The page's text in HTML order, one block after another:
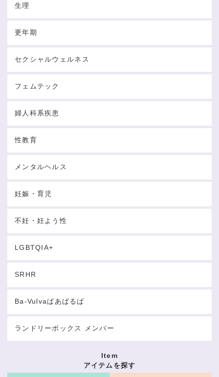
生理
更年期
セクシャルウェルネス
フェムテック
婦人科系疾患
性教育
メンタルヘルス
妊娠・育児
不妊・妊よう性
LGBTQIA+
SRHR
Ba-Vulvaばあばるば
ランドリーボックス メンバー
Item
アイテムを探す